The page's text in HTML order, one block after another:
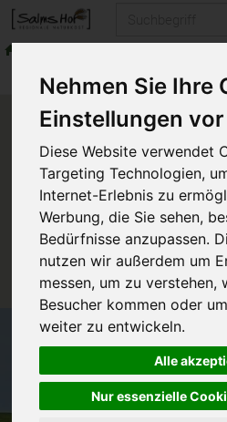
Nehmen Sie Ihre
Einstellungen vor
Diese Website verwendet
Targeting Technologien,
Internet-Erlebnis zu
Werbung, die Sie sehen,
Bedürfnisse anzupassen.
nutzen wir außerdem um
messen, um zu verstehen,
Besucher kommen oder
weiter zu entwickeln.
Alle
Nur essenzielle
Produkte
Produkt "Burger
Masala" nicht
Das von Ihnen gesuchte
nicht verfügbar.